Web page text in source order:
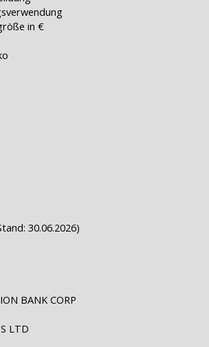
in €
30.06.2026)
BANK CORP
LTD